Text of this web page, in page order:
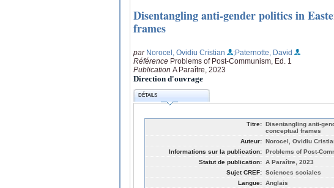
Disentangling anti-gender politics in
frames
par Norocel, Ovidiu Cristian
;Paternotte, David
Référence Problems of Post-Communism, Ed. 1
Publication A Paraître, 2023
Direction d'ouvrage
DÉTAILS
Titre: Disentangling anti-
conceptual frames
Auteur: Norocel, Ovidiu
Informations sur la publication: Problems of Post-
Statut de publication: A Paraître, 2023
Sujet CREF: Sciences sociales
Langue: Anglais